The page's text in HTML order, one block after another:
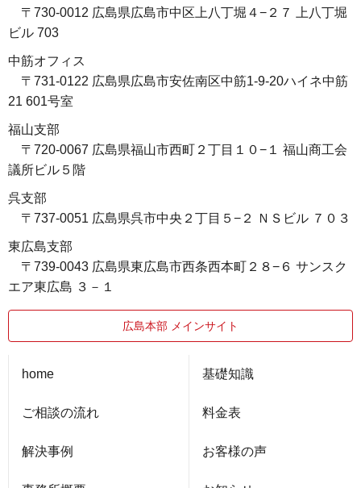
〒730-0012 広島県広島市中区上八丁堀４−２７ 上八丁堀
ビル 703
中筋オフィス
〒731-0122 広島県広島市安佐南区中筋1-9-20ハイネ中筋
21 601号室
福山支部
〒720-0067 広島県福山市西町２丁目１０−１ 福山商工会
議所ビル５階
呉支部
〒737-0051 広島県呉市中央２丁目５−２ ＮＳビル ７０３
東広島支部
〒739-0043 広島県東広島市西条西本町２８−６ サンスク
エア東広島 ３－１
広島本部 メインサイト
home
ご相談の流れ
解決事例
基礎知識
料金表
お客様の声